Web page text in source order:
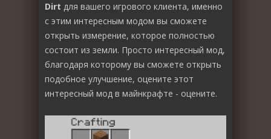
Dirt для вашего игрового клиента, именно
с этим интересным модом вы сможете
открыть измерение, которое полностью
состоит из земли. Просто интересный мод,
благодаря которому вы сможете открыть
подобное улучшение, оцените этот
интересный мод в майнкрафте - оцените.